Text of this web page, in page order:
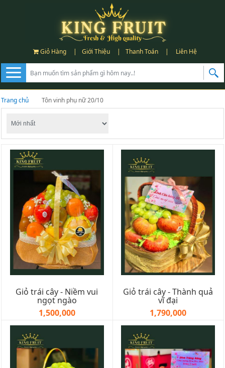
Giỏ Hàng | Giới Thiệu | Thanh Toán | Liên Hệ
Trang chủ Tôn vinh phụ nữ 20/10
Giỏ trái cây - Niềm vui
ngọt ngào
1,500,000
Giỏ trái cây - Thành quả
vĩ đại
1,790,000